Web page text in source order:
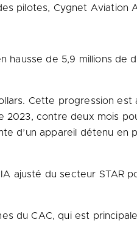
pilotes, Cygnet Aviation
hausse de 5,9 millions de
Cette progression est
2023, contre deux mois
d’un appareil détenu en
ajusté du secteur STAR
du CAC, qui est